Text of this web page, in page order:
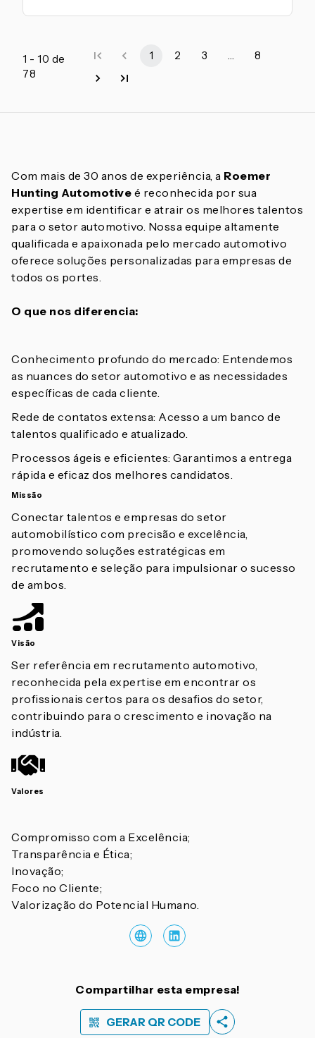
1 - 10 de
78
1 2 3 8
Com mais de 30 anos de experiência, a Roemer
Hunting Automotive é reconhecida por sua
expertise em identificar e atrair os melhores talentos
para o setor automotivo. Nossa equipe altamente
qualificada e apaixonada pelo mercado automotivo
oferece soluções personalizadas para empresas de
todos os portes.
O que nos diferencia:
Conhecimento profundo do mercado: Entendemos
as nuances do setor automotivo e as necessidades
específicas de cada cliente.
Rede de contatos extensa: Acesso a um banco de
talentos qualificado e atualizado.
Processos ágeis e eficientes: Garantimos a entrega
rápida e eficaz dos melhores candidatos.
Missão
Conectar talentos e empresas do setor
automobilístico com precisão e excelência,
promovendo soluções estratégicas em
recrutamento e seleção para impulsionar o sucesso
de ambos.
Visão
Ser referência em recrutamento automotivo,
reconhecida pela expertise em encontrar os
profissionais certos para os desafios do setor,
contribuindo para o crescimento e inovação na
indústria.
Valores
Compromisso com a Excelência;
Transparência e Ética;
Inovação;
Foco no Cliente;
Valorização do Potencial Humano.
Compartilhar esta empresa!
GERAR QR CODE